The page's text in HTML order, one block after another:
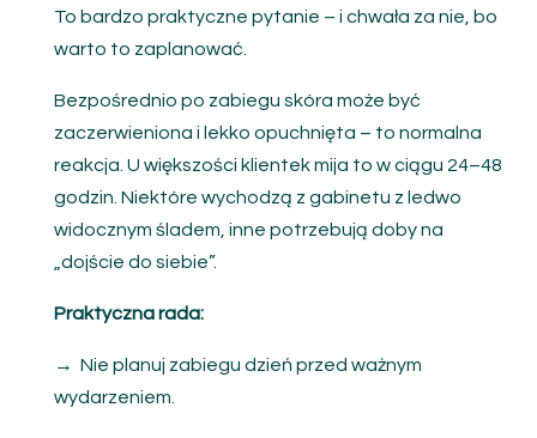
To bardzo praktyczne pytanie – i chwała za nie, bo
warto to zaplanować.
Bezpośrednio po zabiegu skóra może być
zaczerwieniona i lekko opuchnięta – to normalna
reakcja. U większości klientek mija to w ciągu 24–48
godzin. Niektóre wychodzą z gabinetu z ledwo
widocznym śladem, inne potrzebują doby na
„dojście do siebie”.
Praktyczna rada:
→ Nie planuj zabiegu dzień przed ważnym
wydarzeniem.